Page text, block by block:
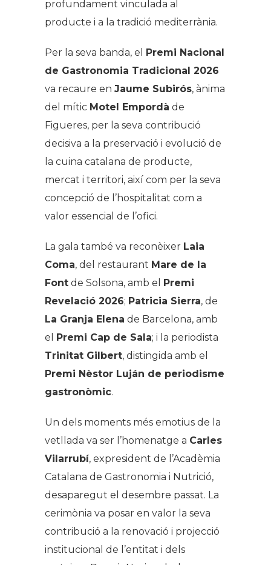
profundament vinculada al
producte i a la tradició mediterrània.
Per la seva banda, el Premi Nacional
de Gastronomia Tradicional 2026
va recaure en Jaume Subirós, ànima
del mític Motel Empordà de
Figueres, per la seva contribució
decisiva a la preservació i evolució de
la cuina catalana de producte,
mercat i territori, així com per la seva
concepció de l’hospitalitat com a
valor essencial de l’ofici.
La gala també va reconèixer Laia
Coma, del restaurant Mare de la
Font de Solsona, amb el Premi
Revelació 2026; Patricia Sierra, de
La Granja Elena de Barcelona, amb
el Premi Cap de Sala; i la periodista
Trinitat Gilbert, distingida amb el
Premi Nèstor Luján de periodisme
gastronòmic.
Un dels moments més emotius de la
vetllada va ser l’homenatge a Carles
Vilarrubí, expresident de l’Acadèmia
Catalana de Gastronomia i Nutrició,
desaparegut el desembre passat. La
cerimònia va posar en valor la seva
contribució a la renovació i projecció
institucional de l’entitat i dels